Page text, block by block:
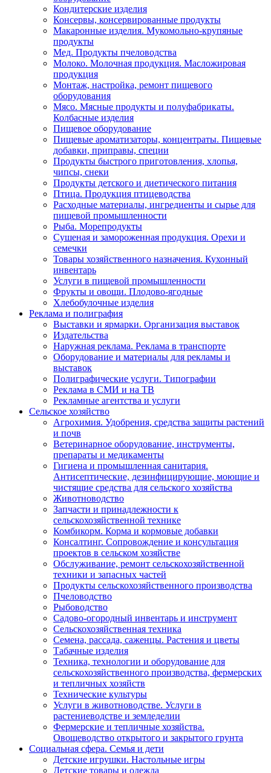
Кондитерские изделия
Консервы, консервированные продукты
Макаронные изделия. Мукомольно-крупяные
продукты
Мед. Продукты пчеловодства
Молоко. Молочная продукция. Масложировая
продукция
Монтаж, настройка, ремонт пищевого
оборудования
Мясо. Мясные продукты и полуфабрикаты.
Колбасные изделия
Пищевое оборудование
Пищевые ароматизаторы, концентраты. Пищевые
добавки, приправы, специи
Продукты быстрого приготовления, хлопья,
чипсы, снеки
Продукты детского и диетического питания
Птица. Продукция птицеводства
Расходные материалы, ингредиенты и сырье для
пищевой промышленности
Рыба. Морепродукты
Сушеная и замороженная продукция. Орехи и
семечки
Товары хозяйственного назначения. Кухонный
инвентарь
Услуги в пищевой промышленности
Фрукты и овощи. Плодово-ягодные
Хлебобулочные изделия
Реклама и полиграфия
Выставки и ярмарки. Организация выставок
Издательства
Наружная реклама. Реклама в транспорте
Оборудование и материалы для рекламы и
выставок
Полиграфические услуги. Типографии
Реклама в СМИ и на ТВ
Рекламные агентства и услуги
Сельское хозяйство
Агрохимия. Удобрения, средства защиты растений
и почв
Ветеринарное оборудование, инструменты,
препараты и медикаменты
Гигиена и промышленная санитария.
Антисептические, дезинфицирующие, моющие и
чистящие средства для сельского хозяйства
Животноводство
Запчасти и принадлежности к
сельскохозяйственной технике
Комбикорм. Корма и кормовые добавки
Консалтинг. Сопровождение и консультация
проектов в сельском хозяйстве
Обслуживание, ремонт сельскохозяйственной
техники и запасных частей
Продукты сельскохозяйственного производства
Пчеловодство
Рыбоводство
Садово-огородный инвентарь и инструмент
Сельскохозяйственная техника
Семена, рассада, саженцы. Растения и цветы
Табачные изделия
Техника, технологии и оборудование для
сельскохозяйственного производства, фермерских
и тепличных хозяйств
Технические культуры
Услуги в животноводстве. Услуги в
растениеводстве и земледелии
Фермерские и тепличные хозяйства.
Овощеводство открытого и закрытого грунта
Социальная сфера. Семья и дети
Детские игрушки. Настольные игры
Детские товары и одежда